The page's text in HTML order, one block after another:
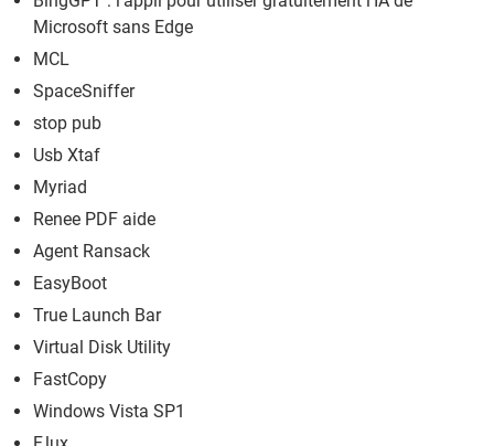
Microsoft sans Edge
MCL
SpaceSniffer
stop pub
Usb Xtaf
Myriad
Renee PDF aide
Agent Ransack
EasyBoot
True Launch Bar
Virtual Disk Utility
FastCopy
Windows Vista SP1